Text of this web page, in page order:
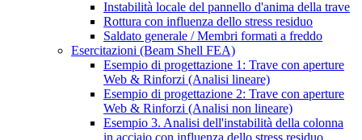
Instabilità locale del pannello d'anima della trave
Rottura con influenza dello stress residuo
Saldato generale / Membri formati a freddo
Esercitazioni (Beam Shell FEA)
Esempio di progettazione 1: Trave con aperture
Web & Rinforzi (Analisi lineare)
Esempio di progettazione 2: Trave con aperture
Web & Rinforzi (Analisi non lineare)
Esempio 3. Analisi dell'instabilità della colonna